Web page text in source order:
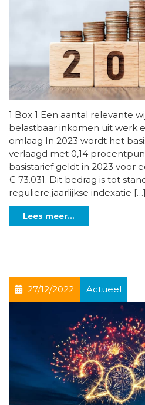
1 Box 1 Een aantal relevante
belastbaar inkomen uit werk
omlaag In 2023 wordt het
verlaagd met 0,14
basistarief geldt in 2023 voor
€ 73.031. Dit bedrag is tot
reguliere jaarlijkse indexatie […]
Lees meer...
27/12/2022 Actueel